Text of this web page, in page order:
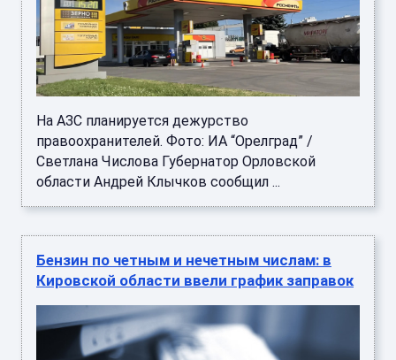
На АЗС планируется дежурство
правоохранителей. Фото: ИА “Орелград” /
Светлана Числова Губернатор Орловской
области Андрей Клычков сообщил ...
Бензин по четным и нечетным числам: в
Кировской области ввели график заправок